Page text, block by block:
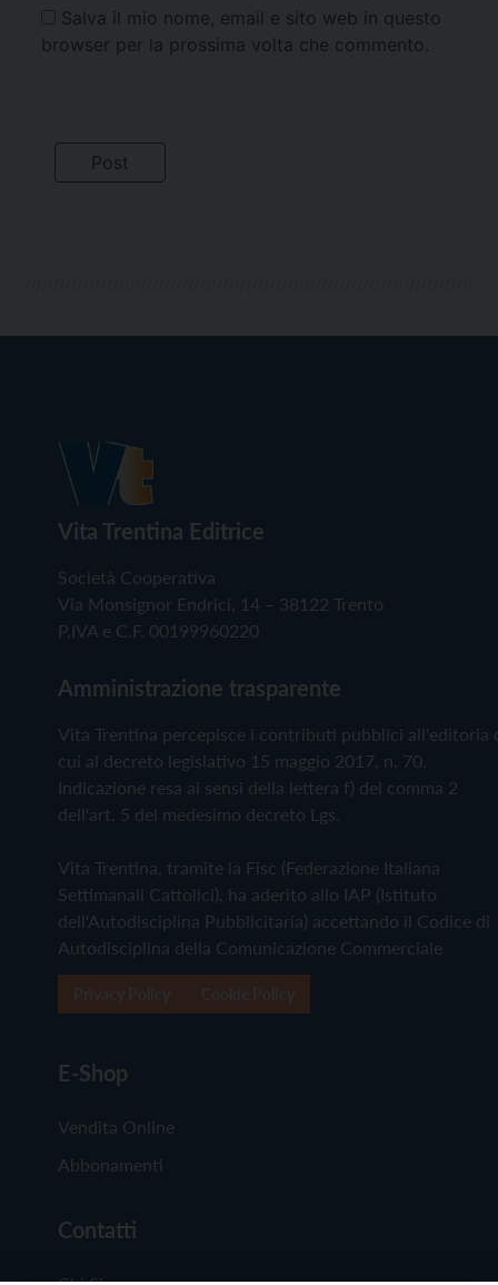
Salva il mio nome, email e sito web in questo
browser per la prossima volta che commento.
Vita Trentina Editrice
Società Cooperativa
Via Monsignor Endrici, 14 – 38122 Trento
P.IVA e C.F. 00199960220
Amministrazione trasparente
Vita Trentina percepisce i contributi pubblici all'editoria
cui al decreto legislativo 15 maggio 2017, n. 70.
Indicazione resa ai sensi della lettera f) del comma 2
dell'art. 5 del medesimo decreto Lgs.
Vita Trentina, tramite la Fisc (Federazione Italiana
Settimanali Cattolici), ha aderito allo IAP (Istituto
dell'Autodisciplina Pubblicitaria) accettando il Codice di
Autodisciplina della Comunicazione Commerciale
E-Shop
Vendita Online
Abbonamenti
Contatti